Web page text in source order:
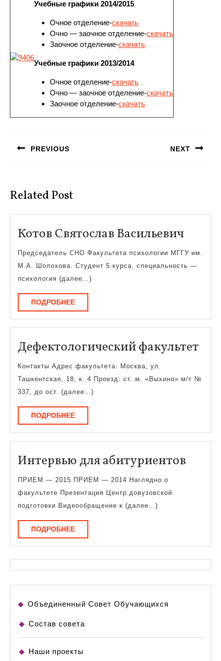
Учебные графики 2014/2015
Очное отделение-скачать
Очно — заочное отделение-скачать
Заочное отделение-скачать
Учебные графики 2013/2014
Очное отделение-скачать
Очно — заочное отделение-скачать
Заочное отделение-скачать
записям
PREVIOUS NEXT
Related Post
Котов Святослав Васильевич
Председатель СНО Факультета психологии МГГУ им.
М.А. Шолохова. Студент 5 курса, специальность —
психология (далее…)
ПОДРОБНЕЕПОДРОБНЕЕ
Дефектологический факультет
Контакты Адрес факультета: Москва, ул.
Ташкентская, 18, к. 4 Проезд: ст. м. «Выхино» м/т №
337, до ост. (далее…)
ПОДРОБНЕЕПОДРОБНЕЕ
Интервью для абитуриентов
ПРИЕМ — 2015 ПРИЕМ — 2014 Наглядно о
факультете Презентация Центр довузовской
подготовки Видеообращение к (далее…)
ПОДРОБНЕЕПОДРОБНЕЕ
Объединенный Совет Обучающихся
Состав совета
Наши проекты